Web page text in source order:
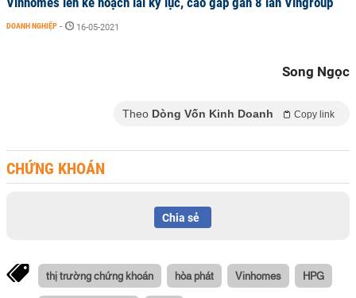
DOANH NGHIỆP - 16-05-2021
Song Ngọc
Theo Dòng Vốn Kinh Doanh Copy link
CHỨNG KHOÁN
Chia sẻ
thị trường chứng khoán hòa phát Vinhomes HPG